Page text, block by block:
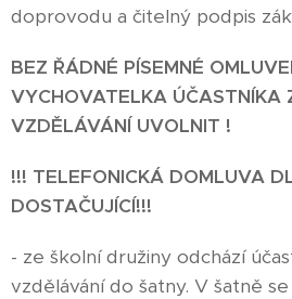
doprovodu a čitelný podpis
BEZ ŘÁDNÉ PÍSEMNÉ
VYCHOVATELKA ÚČASTNÍKA
VZDĚLÁVÁNÍ UVOLNIT !
!!! TELEFONICKÁ DOMLUVA
DOSTAČUJÍCÍ!!!
- ze školní družiny odchází
vzdělávání do šatny. V šatně